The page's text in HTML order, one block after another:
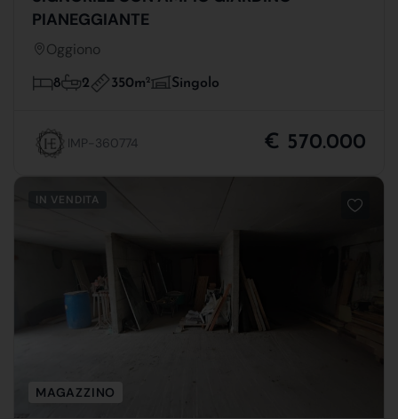
PIANEGGIANTE
Oggiono
8 2 350m2 Singolo
IMP-360774 € 570.000
IN VENDITA
MAGAZZINO